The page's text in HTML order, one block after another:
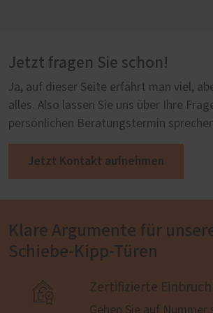
Jetzt fragen Sie schon!
Ja, auf dieser Seite erfährt man viel,
alles. Also lassen Sie uns über Ihre
persönlichen Beratungstermin
Jetzt Kontakt aufnehmen
Klare Argumente für
Schiebe-Kipp-Türen
 Zertifizierte
Gehen Sie auf Nummer